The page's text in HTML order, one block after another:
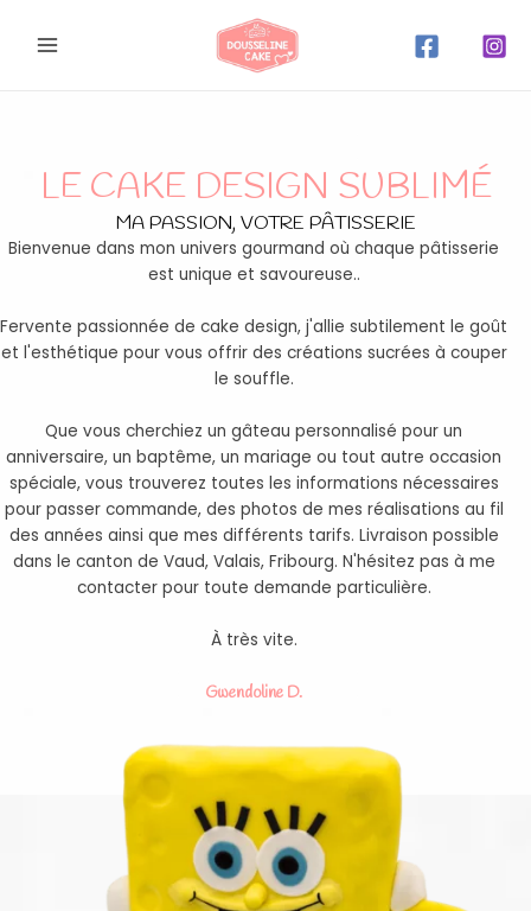
LE CAKE DESIGN SUBLIMÉ
MA PASSION, VOTRE PÂTISSERIE
Bienvenue dans mon univers gourmand où chaque pâtisserie
est unique et savoureuse..
Fervente passionnée de cake design, j'allie subtilement le goût
et l'esthétique pour vous offrir des créations sucrées à couper
le souffle.
Que vous cherchiez un gâteau personnalisé pour un
anniversaire, un baptême, un mariage ou tout autre occasion
spéciale, vous trouverez toutes les informations nécessaires
pour passer commande, des photos de mes réalisations au fil
des années ainsi que mes différents tarifs. Livraison possible
dans le canton de Vaud, Valais, Fribourg. N'hésitez pas à me
contacter pour toute demande particulière.
À très vite.
Gwendoline D.